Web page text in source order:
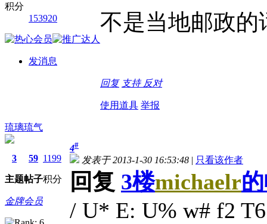
积分
153920
发消息
不是当地邮政
回复 支持 反对
使用道具 举报
琉璃琉气
3
主题
59
帖子
1199
积分
金牌会员
4#
发表于 2013-1-30 16:53:48 | 只看该作者
回复 3楼michaelr
/ U* E: U% w# f2